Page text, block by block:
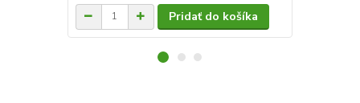
Pridať do košíka